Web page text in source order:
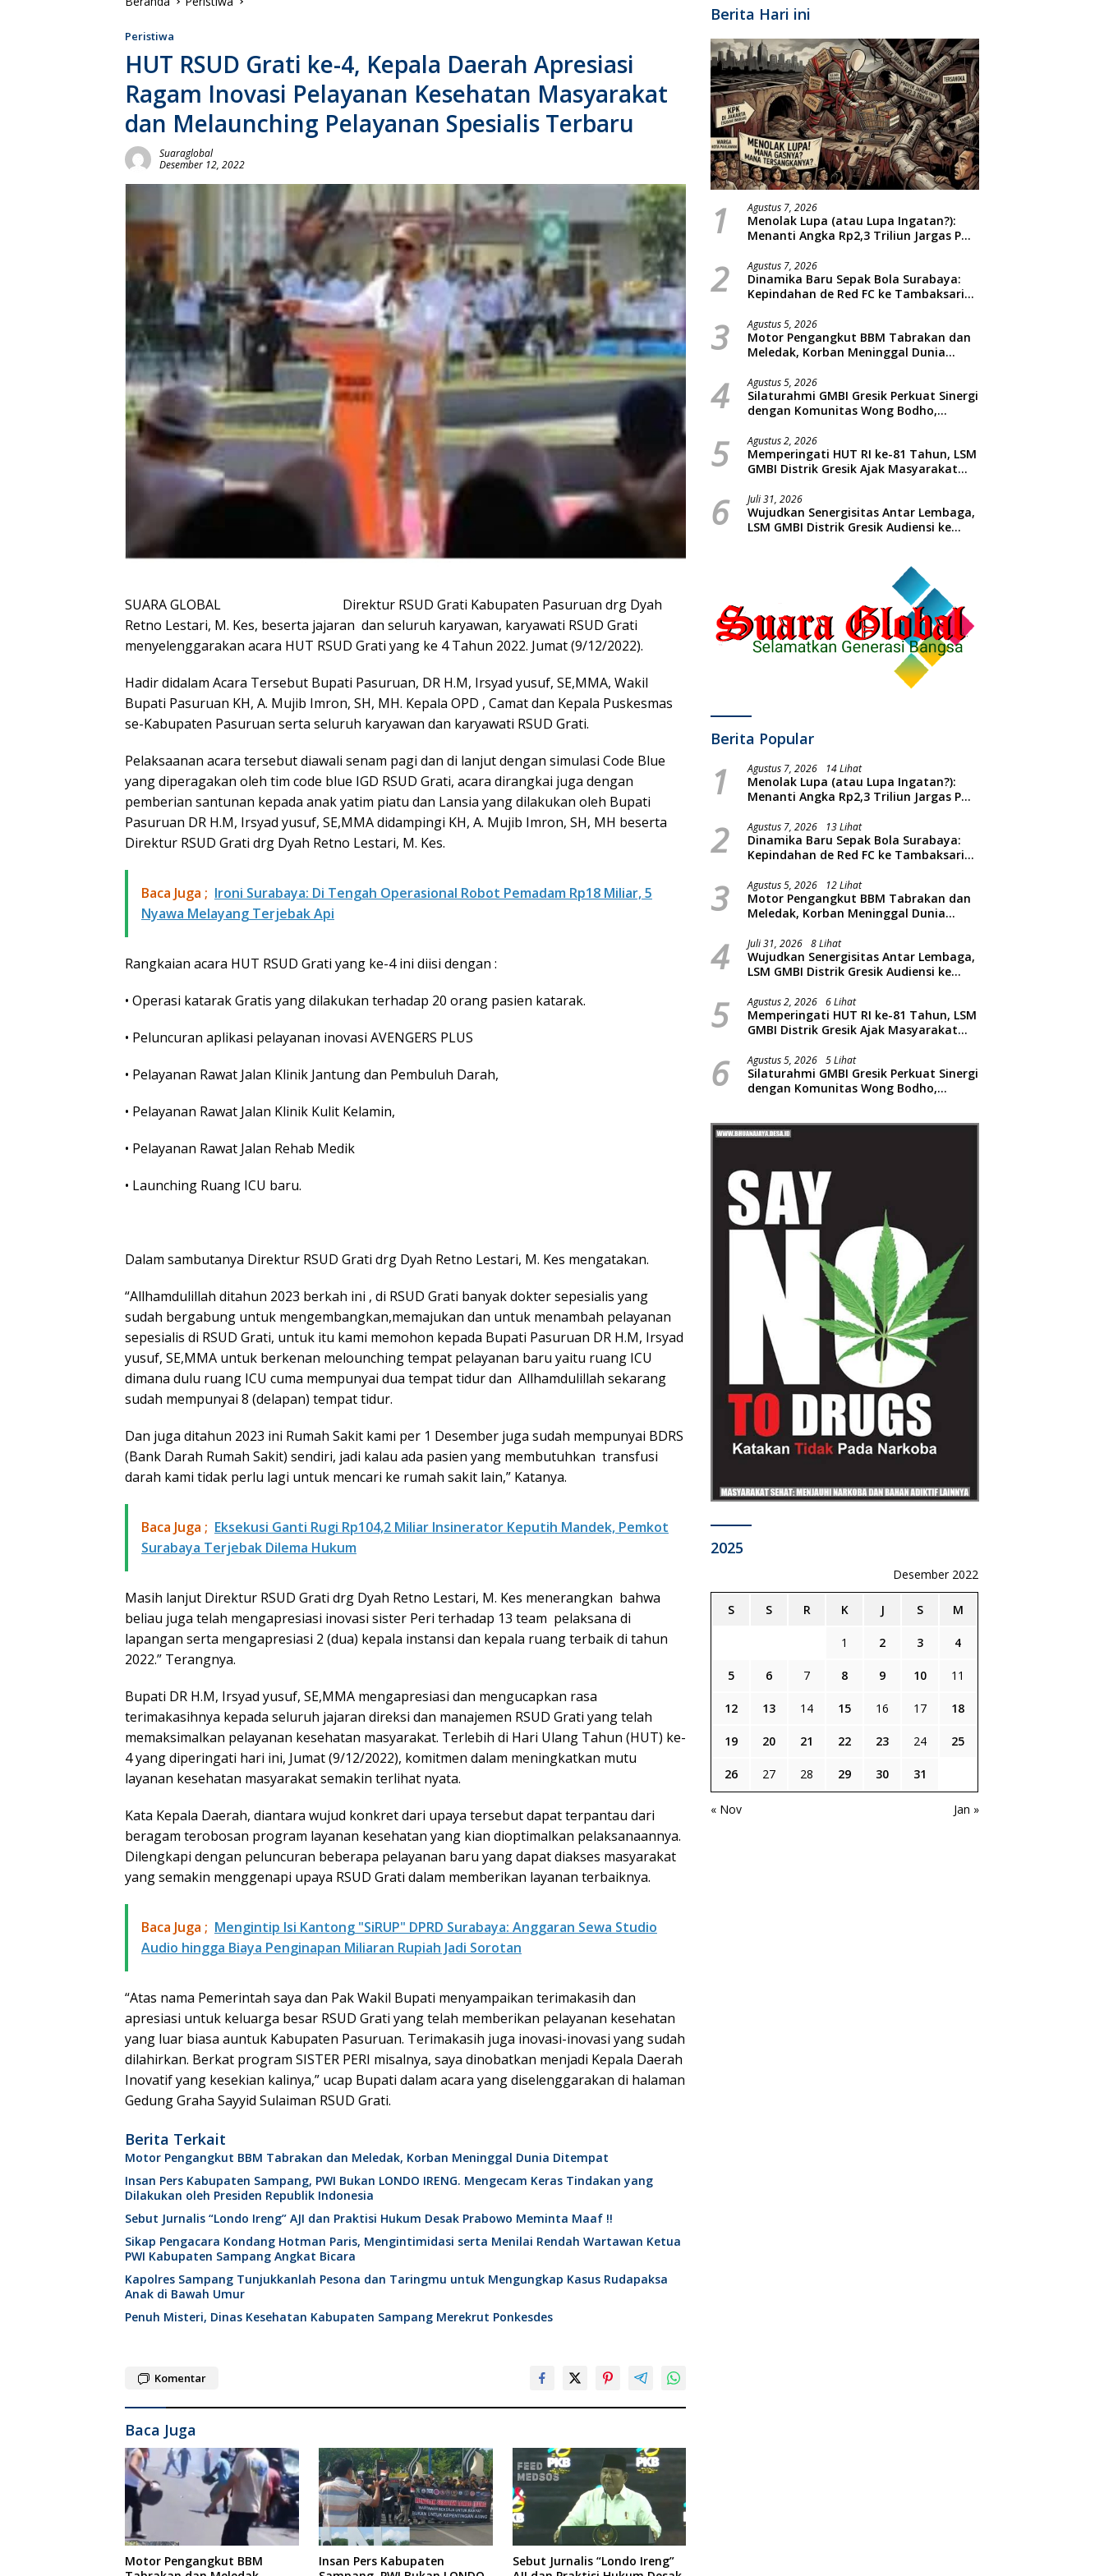
Peristiwa
HUT RSUD Grati ke-4, Kepala Daerah Apresiasi
Ragam Inovasi Pelayanan Kesehatan Masyarakat
dan Melaunching Pelayanan Spesialis Terbaru
Suaraglobal
Desember 12, 2022
SUARA GLOBAL Direktur RSUD Grati Kabupaten Pasuruan drg Dyah
Retno Lestari, M. Kes, beserta jajaran dan seluruh karyawan, karyawati RSUD Grati
menyelenggarakan acara HUT RSUD Grati yang ke 4 Tahun 2022. Jumat (9/12/2022).
Hadir didalam Acara Tersebut Bupati Pasuruan, DR H.M, Irsyad yusuf, SE,MMA, Wakil
Bupati Pasuruan KH, A. Mujib Imron, SH, MH. Kepala OPD , Camat dan Kepala Puskesmas
se-Kabupaten Pasuruan serta seluruh karyawan dan karyawati RSUD Grati.
Pelaksaanan acara tersebut diawali senam pagi dan di lanjut dengan simulasi Code Blue
yang diperagakan oleh tim code blue IGD RSUD Grati, acara dirangkai juga dengan
pemberian santunan kepada anak yatim piatu dan Lansia yang dilakukan oleh Bupati
Pasuruan DR H.M, Irsyad yusuf, SE,MMA didampingi KH, A. Mujib Imron, SH, MH beserta
Direktur RSUD Grati drg Dyah Retno Lestari, M. Kes.
Baca Juga ; Ironi Surabaya: Di Tengah Operasional Robot Pemadam Rp18 Miliar, 5
Nyawa Melayang Terjebak Api
Rangkaian acara HUT RSUD Grati yang ke-4 ini diisi dengan :
• Operasi katarak Gratis yang dilakukan terhadap 20 orang pasien katarak.
• Peluncuran aplikasi pelayanan inovasi AVENGERS PLUS
• Pelayanan Rawat Jalan Klinik Jantung dan Pembuluh Darah,
• Pelayanan Rawat Jalan Klinik Kulit Kelamin,
• Pelayanan Rawat Jalan Rehab Medik
• Launching Ruang ICU baru.
Dalam sambutanya Direktur RSUD Grati drg Dyah Retno Lestari, M. Kes mengatakan.
“Allhamdulillah ditahun 2023 berkah ini , di RSUD Grati banyak dokter sepesialis yang
sudah bergabung untuk mengembangkan,memajukan dan untuk menambah pelayanan
sepesialis di RSUD Grati, untuk itu kami memohon kepada Bupati Pasuruan DR H.M, Irsyad
yusuf, SE,MMA untuk berkenan melounching tempat pelayanan baru yaitu ruang ICU
dimana dulu ruang ICU cuma mempunyai dua tempat tidur dan Allhamdulillah sekarang
sudah mempunyai 8 (delapan) tempat tidur.
Dan juga ditahun 2023 ini Rumah Sakit kami per 1 Desember juga sudah mempunyai BDRS
(Bank Darah Rumah Sakit) sendiri, jadi kalau ada pasien yang membutuhkan transfusi
darah kami tidak perlu lagi untuk mencari ke rumah sakit lain,” Katanya.
Baca Juga ; Eksekusi Ganti Rugi Rp104,2 Miliar Insinerator Keputih Mandek, Pemkot
Surabaya Terjebak Dilema Hukum
Masih lanjut Direktur RSUD Grati drg Dyah Retno Lestari, M. Kes menerangkan bahwa
beliau juga telah mengapresiasi inovasi sister Peri terhadap 13 team pelaksana di
lapangan serta mengapresiasi 2 (dua) kepala instansi dan kepala ruang terbaik di tahun
2022.” Terangnya.
Bupati DR H.M, Irsyad yusuf, SE,MMA mengapresiasi dan mengucapkan rasa
terimakasihnya kepada seluruh jajaran direksi dan manajemen RSUD Grati yang telah
memaksimalkan pelayanan kesehatan masyarakat. Terlebih di Hari Ulang Tahun (HUT) ke-
4 yang diperingati hari ini, Jumat (9/12/2022), komitmen dalam meningkatkan mutu
layanan kesehatan masyarakat semakin terlihat nyata.
Kata Kepala Daerah, diantara wujud konkret dari upaya tersebut dapat terpantau dari
beragam terobosan program layanan kesehatan yang kian dioptimalkan pelaksanaannya.
Dilengkapi dengan peluncuran beberapa pelayanan baru yang dapat diakses masyarakat
yang semakin menggenapi upaya RSUD Grati dalam memberikan layanan terbaiknya.
Baca Juga ; ​Mengintip Isi Kantong "SiRUP" DPRD Surabaya: Anggaran Sewa Studio
Audio hingga Biaya Penginapan Miliaran Rupiah Jadi Sorotan
“Atas nama Pemerintah saya dan Pak Wakil Bupati menyampaikan terimakasih dan
apresiasi untuk keluarga besar RSUD Grati yang telah memberikan pelayanan kesehatan
yang luar biasa auntuk Kabupaten Pasuruan. Terimakasih juga inovasi-inovasi yang sudah
dilahirkan. Berkat program SISTER PERI misalnya, saya dinobatkan menjadi Kepala Daerah
Inovatif yang kesekian kalinya,” ucap Bupati dalam acara yang diselenggarakan di halaman
Gedung Graha Sayyid Sulaiman RSUD Grati.
Berita Terkait
Motor Pengangkut BBM Tabrakan dan Meledak, Korban Meninggal Dunia Ditempat
Insan Pers Kabupaten Sampang, PWI Bukan LONDO IRENG. Mengecam Keras Tindakan yang
Dilakukan oleh Presiden Republik Indonesia
Sebut Jurnalis “Londo Ireng” AJI dan Praktisi Hukum Desak Prabowo Meminta Maaf !!
Sikap Pengacara Kondang Hotman Paris, Mengintimidasi serta Menilai Rendah Wartawan Ketua
PWI Kabupaten Sampang Angkat Bicara
Kapolres Sampang Tunjukkanlah Pesona dan Taringmu untuk Mengungkap Kasus Rudapaksa
Anak di Bawah Umur
Penuh Misteri, Dinas Kesehatan Kabupaten Sampang Merekrut Ponkesdes
Komentar
Baca Juga
Motor Pengangkut BBM
Insan Pers Kabupaten
Sebut Jurnalis “Londo Ireng”
Berita Hari ini
1 Agustus 7, 2026
Menolak Lupa (atau Lupa Ingatan?):
Menanti Angka Rp2,3 Triliun Jargas PGN
Penyelidikan
2 Agustus 7, 2026
Dinamika Baru Sepak Bola Surabaya:
Kepindahan de Red FC ke Tambaksari
3 Agustus 5, 2026
Motor Pengangkut BBM Tabrakan dan
Meledak, Korban Meninggal Dunia
4 Agustus 5, 2026
Silaturahmi GMBI Gresik Perkuat Sinergi
dengan Komunitas Wong Bodho,
Reggae Vespa Menjelang Acara
Sunatan Massal dan Santunan Anak
Yatim
5 Agustus 2, 2026
Memperingati HUT RI ke-81 Tahun, LSM
GMBI Distrik Gresik Ajak Masyarakat
6 Juli 31, 2026
Wujudkan Senergisitas Antar Lembaga,
LSM GMBI Distrik Gresik Audiensi ke
Berita Popular
1 Agustus 7, 2026 14 Lihat
Menolak Lupa (atau Lupa Ingatan?):
Menanti Angka Rp2,3 Triliun Jargas PGN
Penyelidikan
2 Agustus 7, 2026 13 Lihat
Dinamika Baru Sepak Bola Surabaya:
Kepindahan de Red FC ke Tambaksari
3 Agustus 5, 2026 12 Lihat
Motor Pengangkut BBM Tabrakan dan
Meledak, Korban Meninggal Dunia
4 Juli 31, 2026 8 Lihat
Wujudkan Senergisitas Antar Lembaga,
LSM GMBI Distrik Gresik Audiensi ke
Dilanjutkan Giat Sosial Santunan Anak
Yatim Piatu
5 Agustus 2, 2026 6 Lihat
Memperingati HUT RI ke-81 Tahun, LSM
GMBI Distrik Gresik Ajak Masyarakat
6 Agustus 5, 2026 5 Lihat
Silaturahmi GMBI Gresik Perkuat Sinergi
dengan Komunitas Wong Bodho,
Sunatan Massal dan Santunan Anak
2025
Desember 2022
S S R K J S M
1 2 3 4
5 6 7 8 9 10 11
12 13 14 15 16 17 18
19 20 21 22 23 24 25
26 27 28 29 30 31
« Nov Jan »